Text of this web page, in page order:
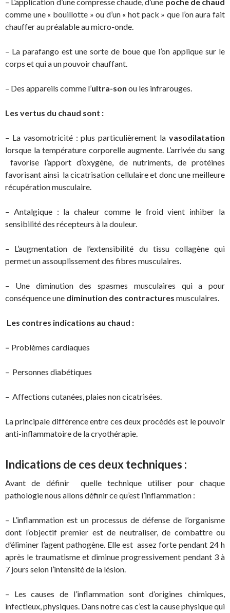
comme une « bouillotte » ou d’un « hot pack » que l’on aura fait
chauffer au préalable au micro-onde.
– La parafango est une sorte de boue que l’on applique sur le
corps et qui a un pouvoir chauffant.
– Des appareils comme l’ultra-son ou les infrarouges.
Les vertus du chaud sont :
– La vasomotricité : plus particulièrement la vasodilatation
lorsque la température corporelle augmente. L’arrivée du sang
favorise l’apport d’oxygène, de nutriments, de protéines
favorisant ainsi la cicatrisation cellulaire et donc une meilleure
récupération musculaire.
– Antalgique : la chaleur comme le froid vient inhiber la
sensibilité des récepteurs à la douleur.
– L’augmentation de l’extensibilité du tissu collagène qui
permet un assouplissement des fibres musculaires.
– Une diminution des spasmes musculaires qui a pour
conséquence une diminution des contractures musculaires.
Les contres indications au chaud :
– Problèmes cardiaques
– Personnes diabétiques
– Affections cutanées, plaies non cicatrisées.
La principale différence entre ces deux procédés est le pouvoir
anti-inflammatoire de la cryothérapie.
Indications de ces deux techniques :
Avant de définir quelle technique utiliser pour chaque
pathologie nous allons définir ce qu’est l’inflammation :
– L’inflammation est un processus de défense de l’organisme
dont l’objectif premier est de neutraliser, de combattre ou
d’éliminer l’agent pathogène. Elle est assez forte pendant 24 h
après le traumatisme et diminue progressivement pendant 3 à
7 jours selon l’intensité de la lésion.
– Les causes de l’inflammation sont d’origines chimiques,
infectieux, physiques. Dans notre cas c’est la cause physique qui